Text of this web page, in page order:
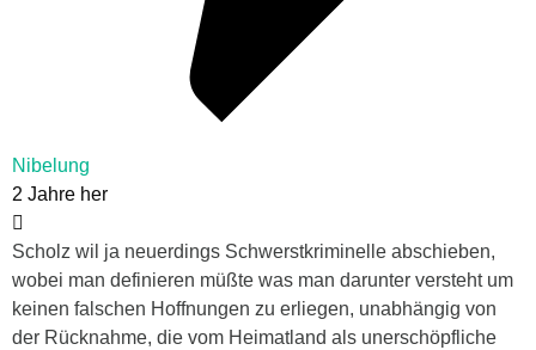
Nibelung
2 Jahre her
Scholz wil ja neuerdings Schwerstkriminelle abschieben,
wobei man definieren müßte was man darunter versteht um
keinen falschen Hoffnungen zu erliegen, unabhängig von
der Rücknahme, die vom Heimatland als unerschöpfliche